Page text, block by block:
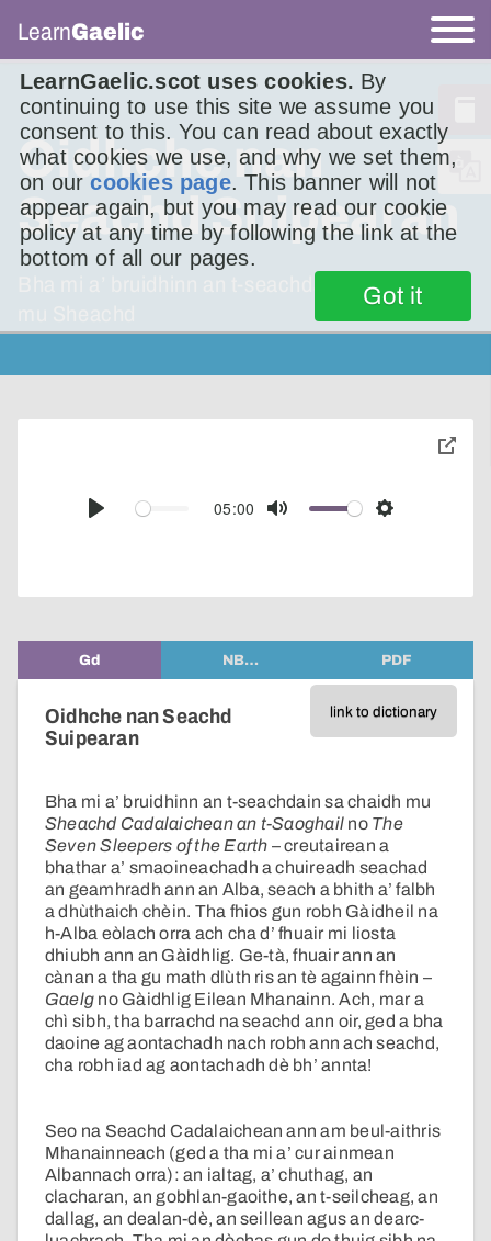
LearnGaelic.scot uses cookies. By
continuing to use this site we assume you
consent to this. You can read about exactly
what cookies we use, and why we set them,
on ourcookies page. This banner will not
appear again, but you may read our cookie
policy at any time by following the link at the
bottom of all our pages.
Got it
LearnGaelic
Oidhche nan
Seachd Suipearan
Bha mi a’ bruidhinn an t-seachdain sa chaidh
Play
05:00
Mute Settings
toggle
Gd NB… PDF
link to dictionary
Oidhche nan Seachd
Suipearan
Bha mi a’ bruidhinn an t-seachdain sa chaidh mu
Sheachd Cadalaichean an t-Saoghail no The
Seven Sleepers of the Earth – creutairean a
bhathar a’ smaoineachadh a chuireadh seachad
an geamhradh ann an Alba, seach a bhith a’ falbh
a dhùthaich chèin. Tha fhios gun robh Gàidheil na
h-Alba eòlach orra ach cha d’ fhuair mi liosta
dhiubh ann an Gàidhlig. Ge-tà, fhuair ann an
cànan a tha gu math dlùth ris an tè againn fhèin –
Gaelg no Gàidhlig Eilean Mhanainn. Ach, mar a
chì sibh, tha barrachd na seachd ann oir, ged a bha
daoine ag aontachadh nach robh ann ach seachd,
cha robh iad ag aontachadh dè bh’ annta!
Seo na Seachd Cadalaichean ann am beul-aithris
Mhanainneach (ged a tha mi a’ cur ainmean
Albannach orra): an ialtag, a’ chuthag, an
clacharan, an gobhlan-gaoithe, an t-seilcheag, an
dallag, an dealan-dè, an seillean agus an dearc-